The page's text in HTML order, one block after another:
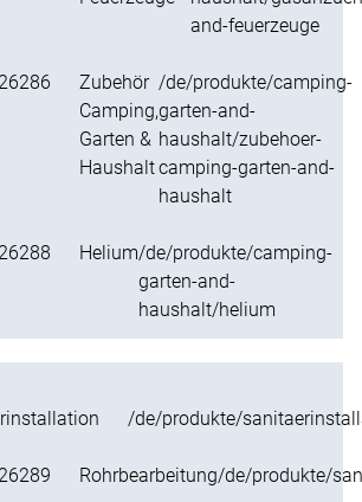
and-feuerzeuge
26286
Zubehör
Camping,
Garten &
Haushalt
/de/produkte/camping-
garten-and-
haushalt/zubehoer-
camping-garten-and-
haushalt
26288 Helium/de/produkte/camping-
garten-and-
haushalt/helium
/de/produkte/
26289 Rohrbearbeitung/de/produkte/